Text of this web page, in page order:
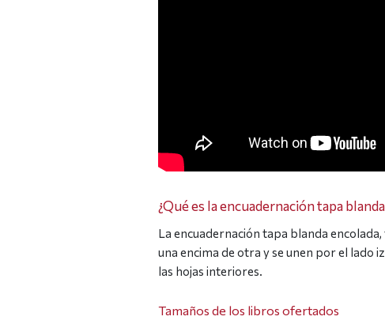
¿Qué es la encuadernación tapa
La encuadernación tapa blanda
una encima de otra y se unen por el lado
las hojas interiores.
Tamaños de los libros ofertados